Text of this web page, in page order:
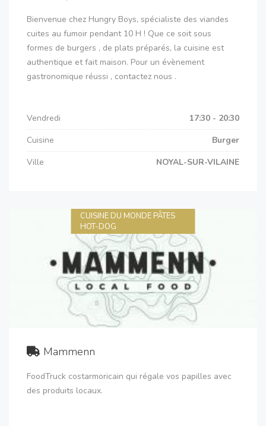
Bienvenue chez Hungry Boys, spécialiste des viandes
cuites au fumoir pendant 10 H ! Que ce soit sous
formes de burgers , de plats préparés, la cuisine est
authentique et fait maison. Pour un évènement
gastronomique réussi , contactez nous .
Vendredi
17:30 - 20:30
Cuisine
Burger
Ville
NOYAL-SUR-VILAINE
CUISINE DU MONDE PÂTES
HOT-DOG
Mammenn
FoodTruck costarmoricain qui régale vos papilles avec
des produits locaux.